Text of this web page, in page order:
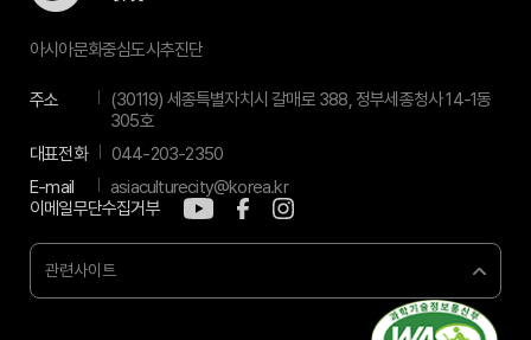
아시아문화중심도시추진단
주소
(30119) 세종특별자치시 갈매로 388, 정부세종청사 14-1동
305호
대표전화
044-203-2350
E-mail
asiaculturecity@korea.kr
이메일무단수집거부
관련사이트